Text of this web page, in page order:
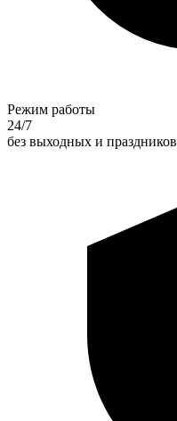
Режим работы
24/7
без выходных и праздников